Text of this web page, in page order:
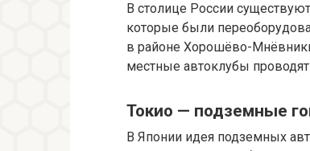
В столице России
которые были
в районе Хорошёво-
местные автоклубы
Токио — подземные
В Японии идея подземных